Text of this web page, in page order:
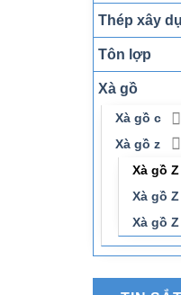
Thép xây
Tôn lợp
Xà gồ
Xà gồ c
Xà gồ z
Xà gồ
Xà gồ
Xà gồ